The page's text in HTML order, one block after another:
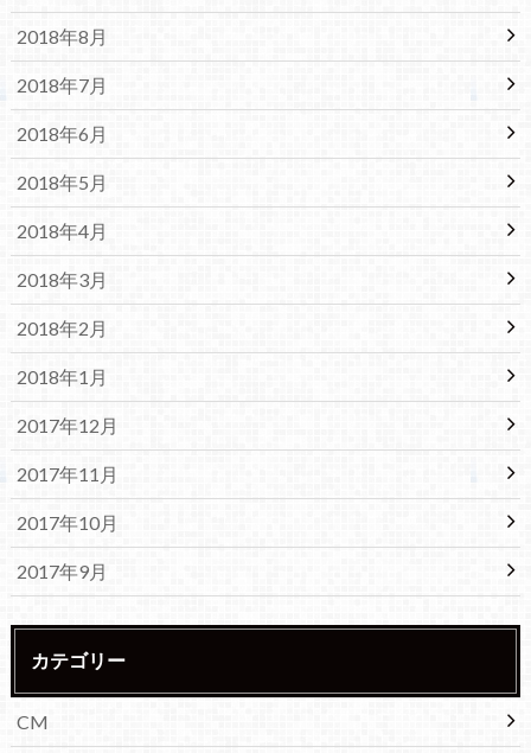
2018年8月
2018年7月
2018年6月
2018年5月
2018年4月
2018年3月
2018年2月
2018年1月
2017年12月
2017年11月
2017年10月
2017年9月
カテゴリー
CM